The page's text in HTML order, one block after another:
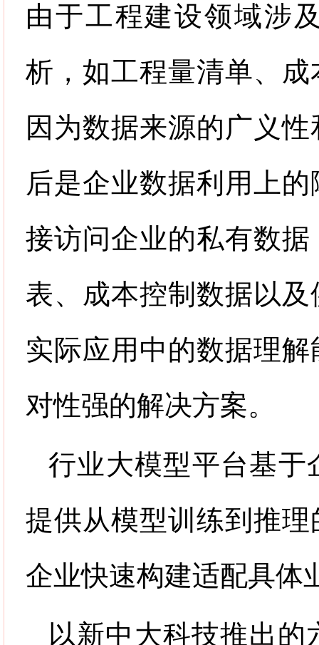
由于工程建设领域涉
析，如工程量清单、
因为数据来源的广义
后是企业数据利用上
接访问企业的私有数
表、成本控制数据以
实际应用中的数据理
对性强的解决方案。
行业大模型平台基于
提供从模型训练到推
企业快速构建适配具体
以新中大科技推出的